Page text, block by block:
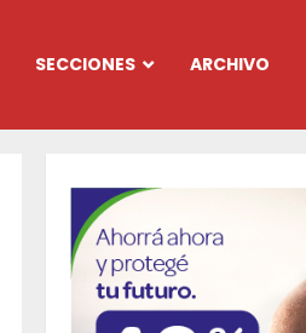
SECCIONES ARCHIVO